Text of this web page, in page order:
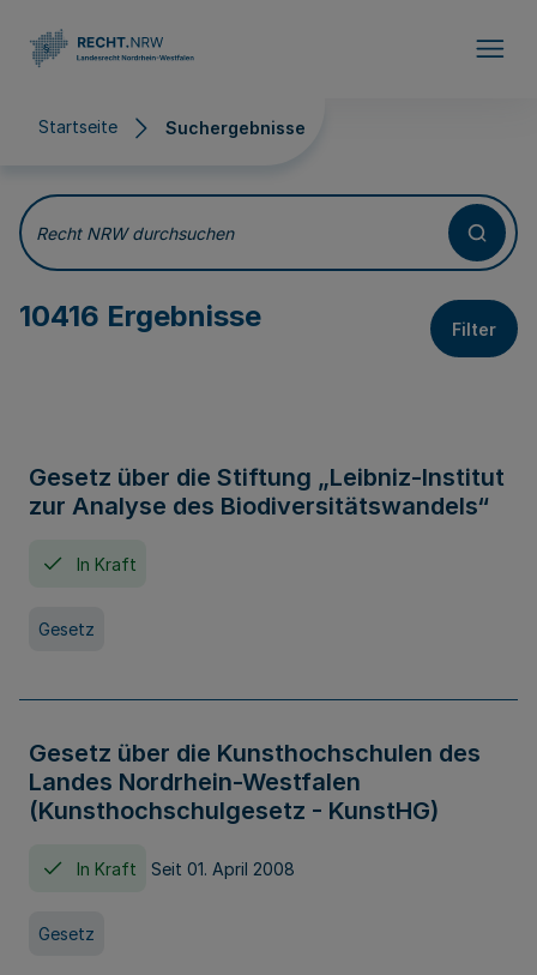
Startseite Suchergebnisse
Suchergebnisse
Recht NRW durchsuchen
10416 Ergebnisse Filter
Gesetz über die Stiftung „Leibniz-Institut
zur Analyse des Biodiversitätswandels“
In Kraft
Gesetz
Gesetz über die Kunsthochschulen des
Landes Nordrhein-Westfalen
(Kunsthochschulgesetz - KunstHG)
In Kraft Seit 01. April 2008
Gesetz